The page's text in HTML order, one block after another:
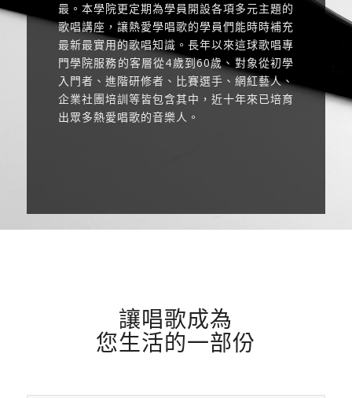
最。本學院更定期為學員開設各項多元主題的
歌唱講座，讓熱愛學唱歌的學員們能時時補充
最新最實用的歌唱知識。長年以來這球歌唱專
門學院服務的客層從4歲到60歲、對象從初學
入門者、進階研修者、比賽選手、網紅藝人、
企業社團培訓等皆包含其中，近十年來已培育
出眾多熱愛唱歌的音樂人。
讓唱歌成為
您生活的一部份